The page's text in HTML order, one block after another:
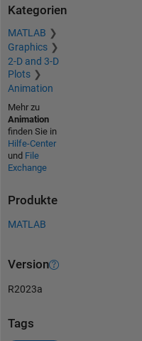
Kategorien
MATLAB
Graphics
2-D and 3-D
Plots
Animation
Mehr zu
Animation
finden Sie in
Hilfe-Center
und File
Exchange
Produkte
MATLAB
Version
R2023a
Tags